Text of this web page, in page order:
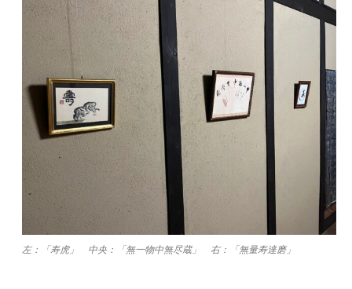
左：「寿虎」 中央：「無一物中無尽蔵」 右：「無量寿達磨」